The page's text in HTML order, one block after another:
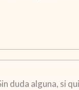
duda alguna, si